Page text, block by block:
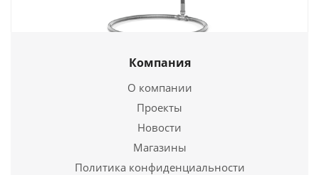
Парогенератор универсальный (чаша) (ВЕЗУВИЙ)
2 290руб.
Подробнее
Компания
О компании
Проекты
Новости
Магазины
Политика конфиденциальности